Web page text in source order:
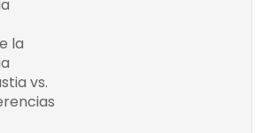
la
vs.